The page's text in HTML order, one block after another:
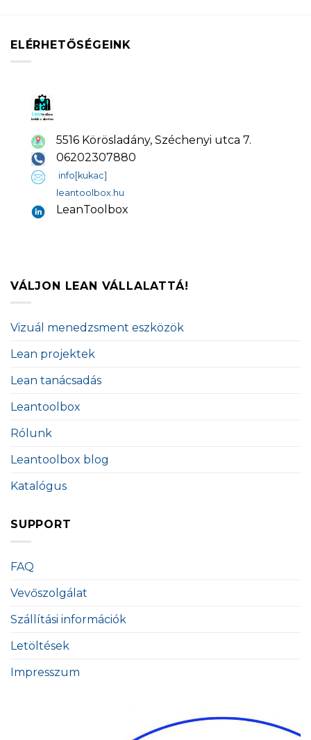
ELÉRHETŐSÉGEINK
5516 Körösladány, Széchenyi utca 7.
06202307880
info[kukac]
leantoolbox.hu
LeanToolbox
VÁLJON LEAN VÁLLALATTÁ!
Vizuál menedzsment eszközök
Lean projektek
Lean tanácsadás
Leantoolbox
Rólunk
Leantoolbox blog
Katalógus
SUPPORT
FAQ
Vevőszolgálat
Szállítási információk
Letöltések
Impresszum